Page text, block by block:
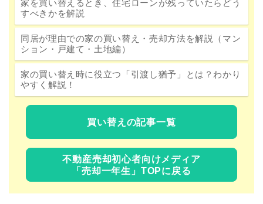
家を買い替えるとき、住宅ローンが残っていたらどう
すべきかを解説
同居が理由での家の買い替え・売却方法を解説（マン
ション・戸建て・土地編）
家の買い替え時に役立つ「引渡し猶予」とは？わかり
やすく解説！
買い替えの記事一覧
不動産売却初心者向けメディア
「売却一年生」TOPに戻る